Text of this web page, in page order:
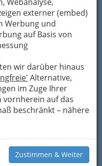
externer (embed)
Werbung und
auf Basis von
wir darüber hinaus
Alternative,
im Zuge Ihrer
vornherein auf das
beschränkt – nähere
Zustimmen & Weiter